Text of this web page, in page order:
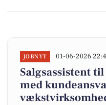
JOBNYT 01-06-2026
Salgsassistent
med